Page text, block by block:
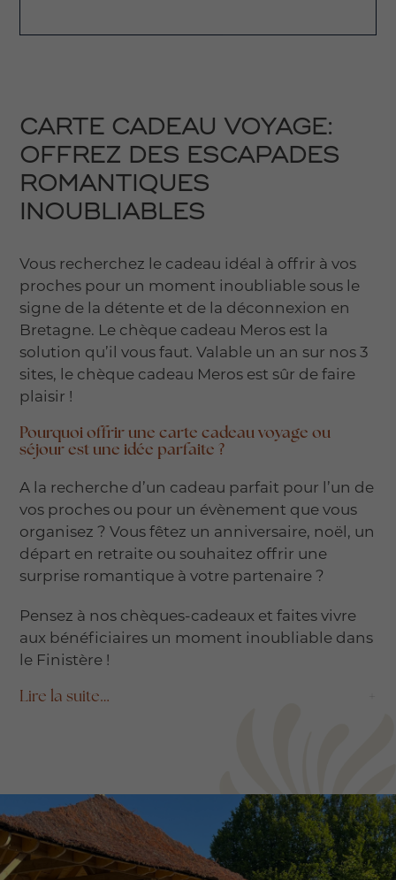
CARTE CADEAU VOYAGE:
OFFREZ DES ESCAPADES
ROMANTIQUES
INOUBLIABLES
Vous recherchez le cadeau idéal à offrir à vos
proches pour un moment inoubliable sous le
signe de la détente et de la déconnexion en
Bretagne. Le chèque cadeau Meros est la
solution qu’il vous faut. Valable un an sur nos 3
sites, le chèque cadeau Meros est sûr de faire
plaisir !
Pourquoi offrir une carte cadeau voyage ou
séjour est une idée parfaite ?
A la recherche d’un cadeau parfait pour l’un de
vos proches ou pour un évènement que vous
organisez ? Vous fêtez un anniversaire, noël, un
départ en retraite ou souhaitez offrir une
surprise romantique à votre partenaire ?
Pensez à nos chèques-cadeaux et faites vivre
aux bénéficiaires un moment inoubliable dans
le Finistère !
Lire la suite…